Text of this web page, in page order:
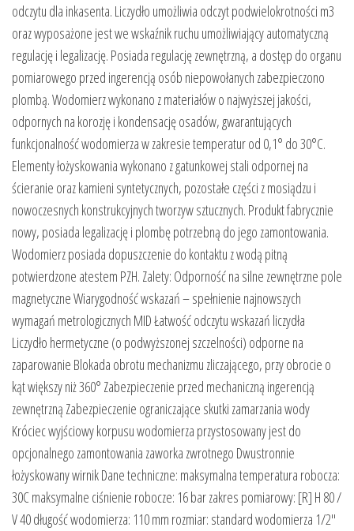
odczytu dla inkasenta. Liczydło umożliwia odczyt podwielokrotności m3
oraz wyposażone jest we wskaźnik ruchu umożliwiający automatyczną
regulację i legalizację. Posiada regulację zewnętrzną, a dostęp do organu
pomiarowego przed ingerencją osób niepowołanych zabezpieczono
plombą. Wodomierz wykonano z materiałów o najwyższej jakości,
odpornych na korozję i kondensację osadów, gwarantujących
funkcjonalność wodomierza w zakresie temperatur od 0,1° do 30°C.
Elementy łożyskowania wykonano z gatunkowej stali odpornej na
ścieranie oraz kamieni syntetycznych, pozostałe części z mosiądzu i
nowoczesnych konstrukcyjnych tworzyw sztucznych. Produkt fabrycznie
nowy, posiada legalizację i plombę potrzebną do jego zamontowania.
Wodomierz posiada dopuszczenie do kontaktu z wodą pitną
potwierdzone atestem PZH. Zalety: Odporność na silne zewnętrzne pole
magnetyczne Wiarygodność wskazań – spełnienie najnowszych
wymagań metrologicznych MID Łatwość odczytu wskazań liczydła
Liczydło hermetyczne (o podwyższonej szczelności) odporne na
zaparowanie Blokada obrotu mechanizmu zliczającego, przy obrocie o
kąt większy niż 360° Zabezpieczenie przed mechaniczną ingerencją
zewnętrzną Zabezpieczenie ograniczające skutki zamarzania wody
Króciec wyjściowy korpusu wodomierza przystosowany jest do
opcjonalnego zamontowania zaworka zwrotnego Dwustronnie
łożyskowany wirnik Dane techniczne: maksymalna temperatura robocza:
30C maksymalne ciśnienie robocze: 16 bar zakres pomiarowy: [R] H 80 /
V 40 długość wodomierza: 110 mm rozmiar: standard wodomierza 1/2″